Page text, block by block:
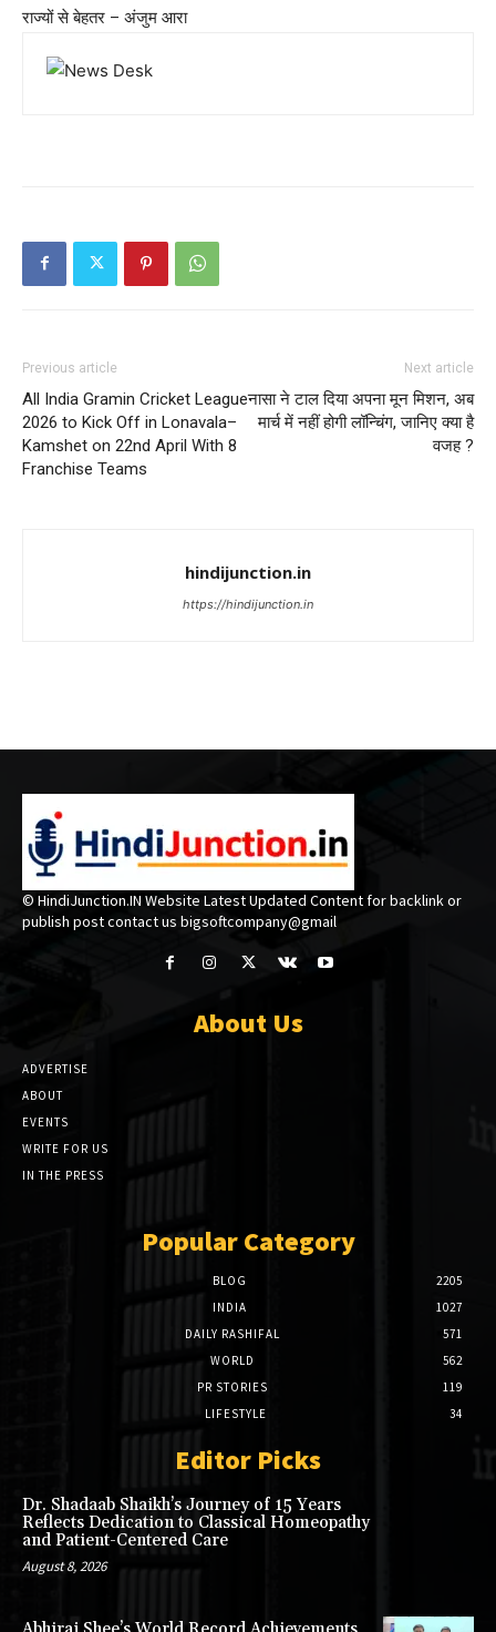
राज्यों से बेहतर – अंजुम आरा
Previous article
All India Gramin Cricket League
2026 to Kick Off in Lonavala–
Kamshet on 22nd April With 8
Franchise Teams
Next article
नासा ने टाल दिया अपना मून मिशन, अब
मार्च में नहीं होगी लॉन्चिंग, जानिए क्‍या है
वजह ?
hindijunction.in
https://hindijunction.in
© HindiJunction.IN Website Latest Updated Content for backlink or
publish post contact us bigsoftcompany@gmail
About Us
ADVERTISE
ABOUT
EVENTS
WRITE FOR US
IN THE PRESS
Popular Category
BLOG
2205
INDIA
1027
DAILY RASHIFAL
571
WORLD
562
PR STORIES
119
LIFESTYLE
34
Editor Picks
Dr. Shadaab Shaikh’s Journey of 15 Years
Reflects Dedication to Classical Homeopathy
and Patient-Centered Care
August 8, 2026